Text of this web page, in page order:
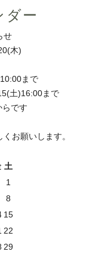
ダー
せ
木)
まで
土)16:00まで
です
お願いします。
土
1
8
15
22
29